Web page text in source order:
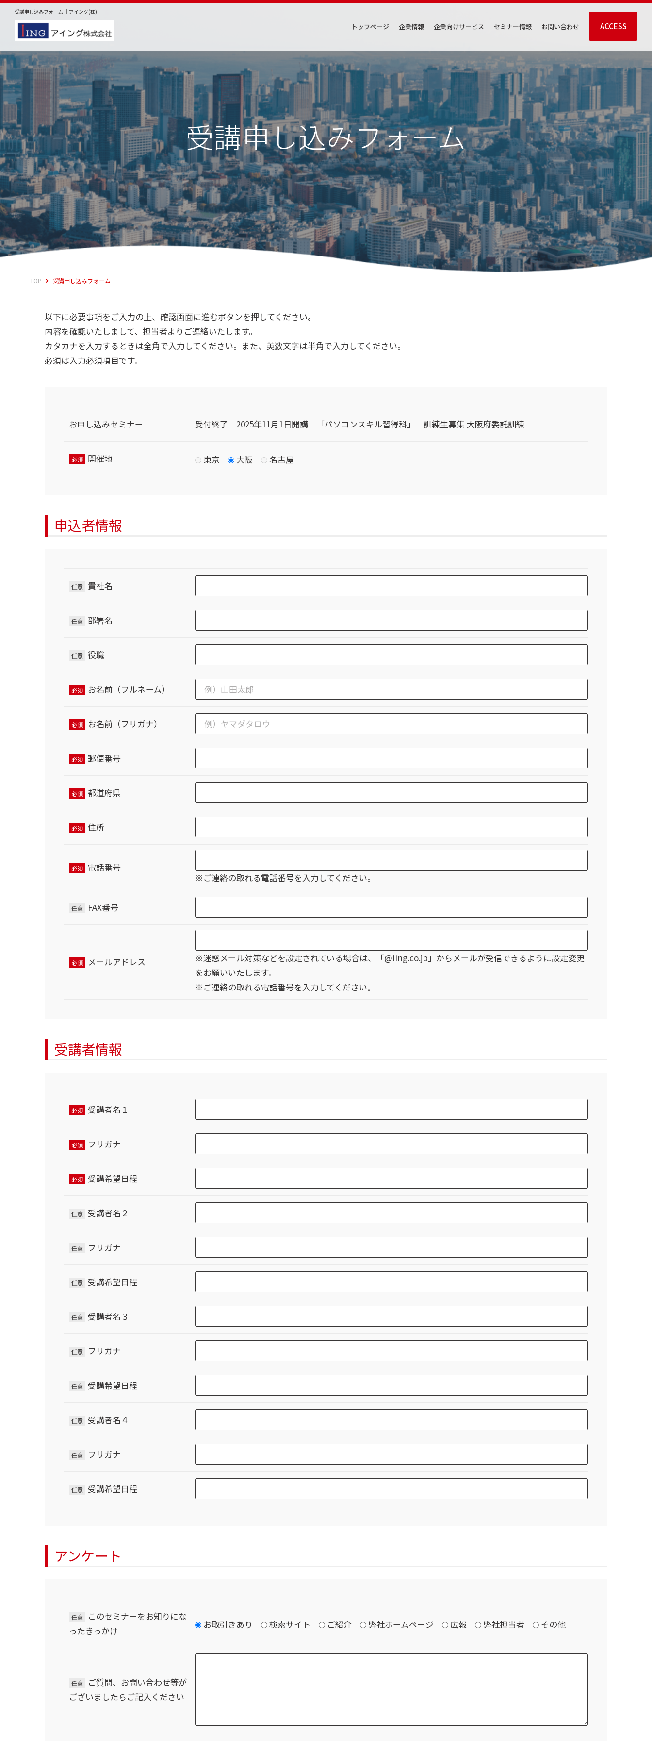
受講申し込みフォーム ｜アイング(株)
トップページ 企業情報 企業向けサービス セミナー情報 お問い合わせ ACCESS
受講申し込みフォーム
TOP 受講申し込みフォーム
以下に必要事項をご入力の上、確認画面に進むボタンを押してください。
内容を確認いたしまして、担当者よりご連絡いたします。
カタカナを入力するときは全角で入力してください。また、英数文字は半角で入力してください。
必須は入力必須項目です。
お申し込みセミナー 受付終了 2025年11月1日開講 「パソコンスキル習得科」 訓練生募集 大阪府委託訓練
必須 開催地 東京 大阪 名古屋
申込者情報
任意 貴社名
任意 部署名
任意 役職
必須 お名前（フルネーム）
必須 お名前（フリガナ）
必須 郵便番号
必須 都道府県
必須 住所
必須
電話番号
※ご連絡の取れる電話番号を入力してください。
任意 FAX番号
必須 メールアドレス
※迷惑メール対策などを設定されている場合は、「@iing.co.jp」からメールが受信できるように設定変更
をお願いいたします。
※ご連絡の取れる電話番号を入力してください。
受講者情報
必須 受講者名１
必須 フリガナ
必須 受講希望日程
任意 受講者名２
任意 フリガナ
任意 受講希望日程
任意 受講者名３
任意 フリガナ
任意 受講希望日程
任意 受講者名４
任意 フリガナ
任意 受講希望日程
アンケート
任意
このセミナーをお知りにな
ったきっかけ
お取引きあり 検索サイト ご紹介 弊社ホームページ 広報 弊社担当者 その他
任意
ご質問、お問い合わせ等が
ございましたらご記入ください